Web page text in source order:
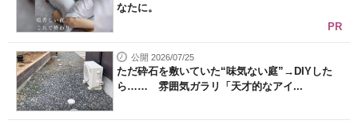
なたに。
PR
公開 2026/07/25
ただ砕石を敷いていた“味気ない庭”→DIYした
ら…… 雰囲気ガラリ「天才的なアイ...